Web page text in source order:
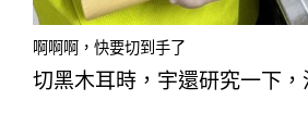
啊啊啊，快要切到手了
切黑木耳時，宇還研究一下